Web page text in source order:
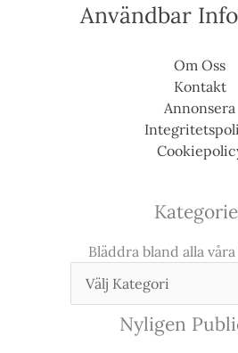
Användbar
Om Oss
Kontakt
Annonsera
Bläddra bland alla
Nyligen